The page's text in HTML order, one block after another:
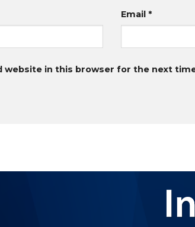
Email*
website in this browser for the next